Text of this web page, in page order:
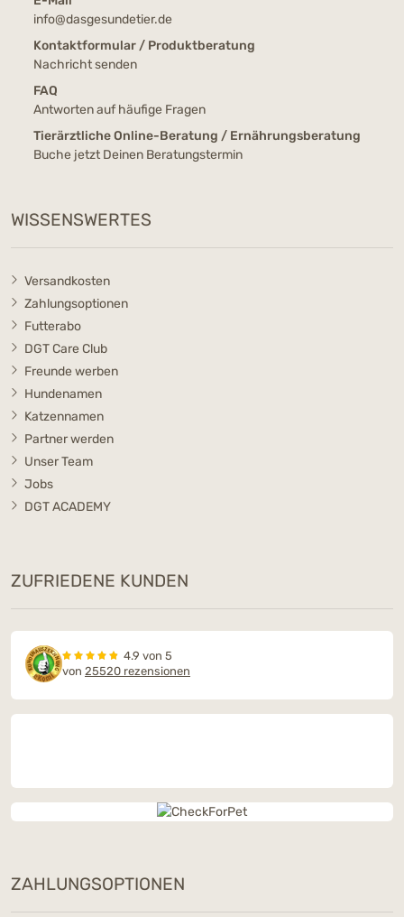
info@dasgesundetier.de
Kontaktformular / Produktberatung
Nachricht senden
FAQ
Antworten auf häufige Fragen
Tierärztliche Online-Beratung / Ernährungsberatung
Buche jetzt Deinen Beratungstermin
WISSENSWERTES
Versandkosten
Zahlungsoptionen
Futterabo
DGT Care Club
Freunde werben
Hundenamen
Katzennamen
Partner werden
Unser Team
Jobs
DGT ACADEMY
ZUFRIEDENE KUNDEN
4.9 von 5
von 25520 rezensionen
ZAHLUNGSOPTIONEN